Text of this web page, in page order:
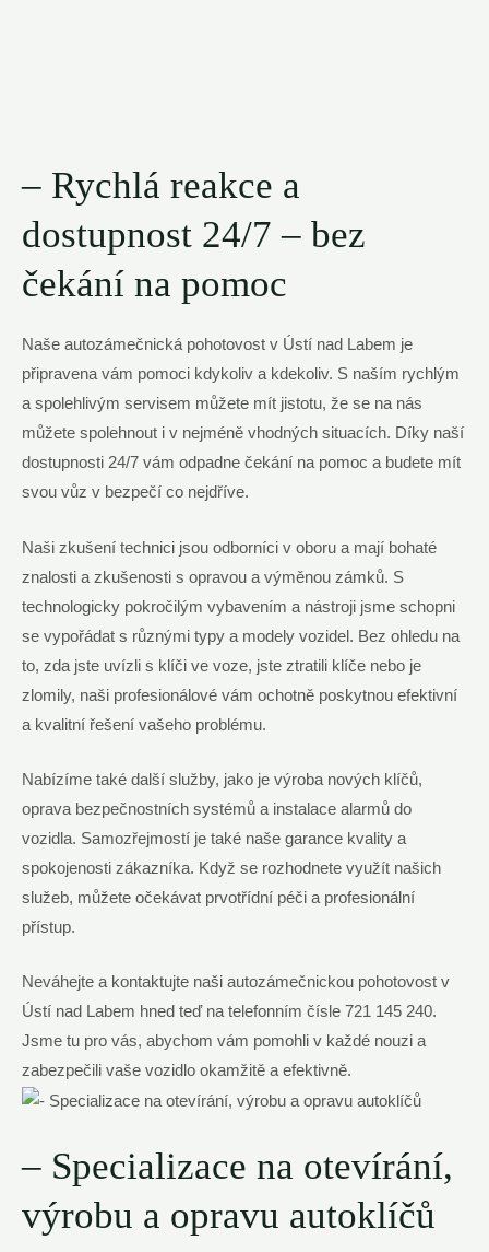
– Rychlá reakce a
dostupnost 24/7 – bez
čekání na pomoc
Naše autozámečnická pohotovost v Ústí nad Labem je
připravena vám pomoci kdykoliv a kdekoliv. S naším rychlým
a spolehlivým servisem můžete mít jistotu, že se na nás
můžete spolehnout i v nejméně vhodných situacích. Díky naší
dostupnosti 24/7 vám odpadne čekání na pomoc a budete mít
svou vůz v bezpečí co nejdříve.
Naši zkušení technici jsou odborníci v oboru a mají bohaté
znalosti a zkušenosti s opravou a výměnou zámků. S
technologicky pokročilým vybavením a nástroji jsme schopni
se vypořádat s různými typy a modely vozidel. Bez ohledu na
to, zda jste uvízli s klíči ve voze, jste ztratili klíče nebo je
zlomily, naši profesionálové vám ochotně poskytnou efektivní
a kvalitní řešení vašeho problému.
Nabízíme také další služby, jako je výroba nových klíčů,
oprava bezpečnostních systémů a instalace alarmů do
vozidla. Samozřejmostí je také naše garance kvality a
spokojenosti zákazníka. Když se rozhodnete využít našich
služeb, můžete očekávat prvotřídní péči a profesionální
přístup.
Neváhejte a kontaktujte naši autozámečnickou pohotovost v
Ústí nad Labem hned teď na telefonním čísle 721 145 240.
Jsme tu pro vás, abychom vám pomohli v každé nouzi a
zabezpečili vaše vozidlo okamžitě a efektivně.
– Specializace na otevírání,
výrobu a opravu autoklíčů